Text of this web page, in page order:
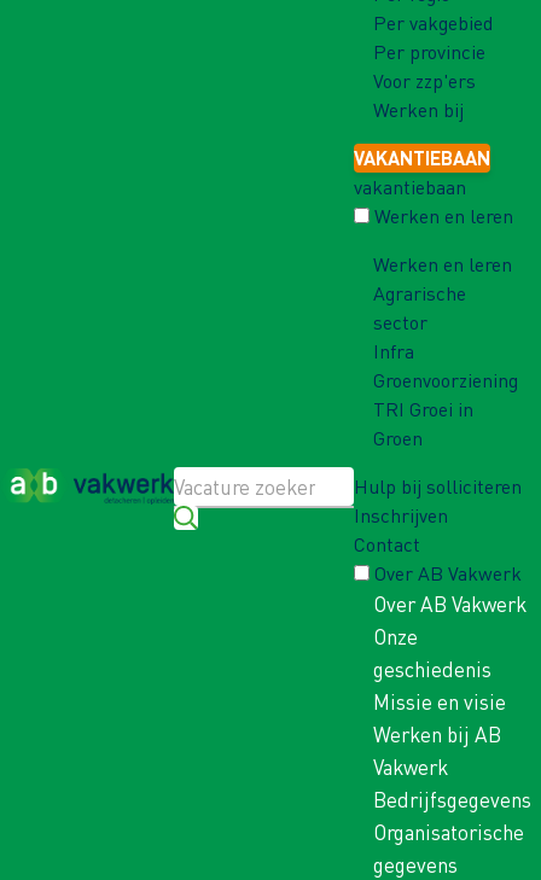
Per vakgebied
Per provincie
Voor zzp'ers
Werken bij
VAKANTIEBAAN
vakantiebaan
Werken en leren
Werken en leren
Agrarische
sector
Infra
Groenvoorziening
TRI Groei in
Groen
Hulp bij solliciteren
Inschrijven
Contact
Over AB Vakwerk
Over AB Vakwerk
Onze
geschiedenis
Missie en visie
Werken bij AB
Vakwerk
Bedrijfsgegevens
Organisatorische
gegevens